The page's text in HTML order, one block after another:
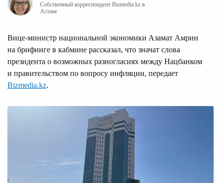
Собственный корреспондент Bizmedia.kz в
Астане
Вице-министр национальной экономики Азамат Амрин
на брифинге в кабмине рассказал, что значат слова
президента о возможных разногласиях между Нацбанком
и правительством по вопросу инфляции, передает
Bizmedia.kz.